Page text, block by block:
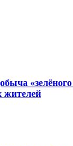
жителей